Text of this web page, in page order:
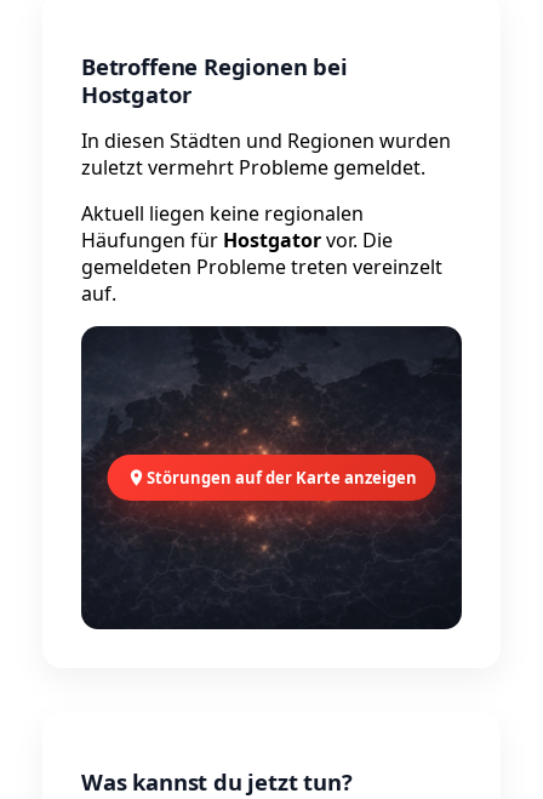
Betroffene Regionen bei
Hostgator
In diesen Städten und Regionen wurden
zuletzt vermehrt Probleme gemeldet.
Aktuell liegen keine regionalen
Häufungen für Hostgatorvor. Die
gemeldeten Probleme treten vereinzelt
auf.
Störungen auf der Karte anzeigen
Was kannst du jetzt tun?